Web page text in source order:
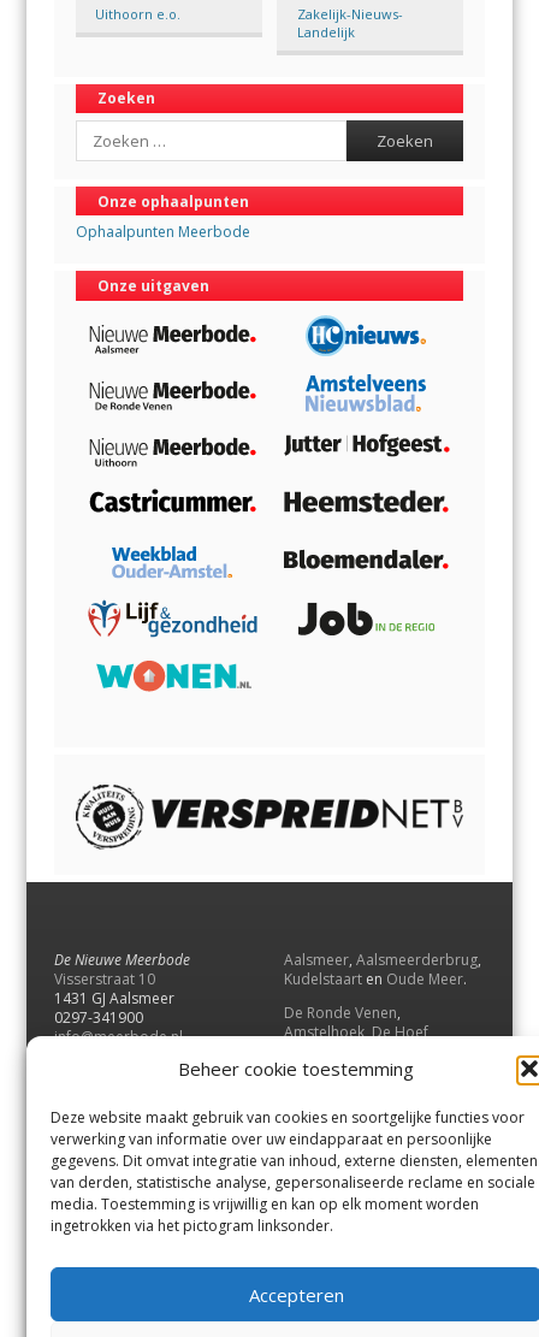
Beheer cookie toestemming
Deze website maakt gebruik van cookies en soortgelijke functies voor
verwerking van informatie over uw eindapparaat en persoonlijke
gegevens. Dit omvat integratie van inhoud, externe diensten, elementen
van derden, statistische analyse, gepersonaliseerde reclame en sociale
media. Toestemming is vrijwillig en kan op elk moment worden
ingetrokken via het pictogram linksonder.
Accepteren
Uithoorn e.o.
Zakelijk-Nieuws-
Landelijk
Zoeken
Search
Onze ophaalpunten
Ophaalpunten Meerbode
Onze uitgaven
De Nieuwe Meerbode
Visserstraat 10
1431 GJ Aalsmeer
0297-341900
info@meerbode.nl
Aalsmeer, Aalsmeerderbrug,
Kudelstaart en Oude Meer.
De Ronde Venen,
Amstelhoek,De Hoef,
Vrouwenakker,Waverveen
UithoornenDe Kwakel.
Contact
Andere uitgaven
Bezorgklacht
Vacatures
Voorwaarden
Privacyverklaring